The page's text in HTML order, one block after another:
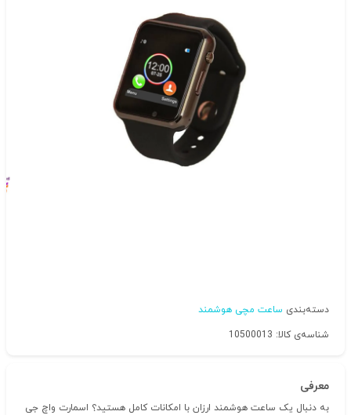
دسته‌بندی ساعت مچی هوشمند
شناسه‌ی کالا: 10500013
معرفی
به دنبال یک ساعت هوشمند ارزان با امکانات کامل هستید؟ اسمارت واچ جی